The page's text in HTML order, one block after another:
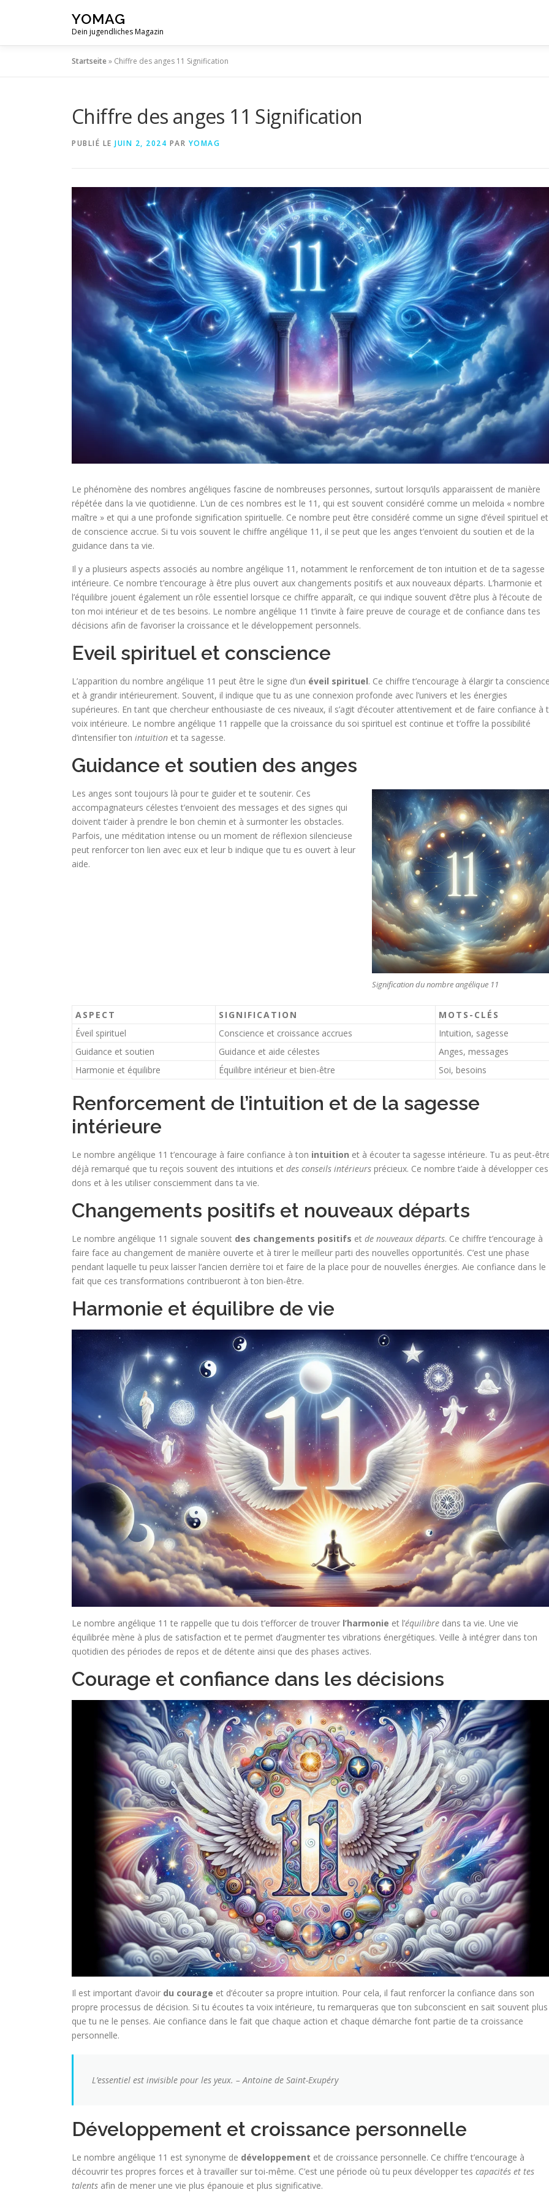
YOMAG
Dein jugendliches Magazin
Startseite» Chiffre des anges 11 Signification
Chiffre des anges 11 Signification
PUBLIÉ LE JUIN 2, 2024 PAR YOMAG
Le phénomène des nombres angéliques fascine de nombreuses personnes, surtout lorsqu’ils apparaissent de manière
répétée dans la vie quotidienne. L’un de ces nombres est le 11, qui est souvent considéré comme un meloida « nombre
maître » et qui a une profonde signification spirituelle. Ce nombre peut être considéré comme un signe d’éveil spirituel et
de conscience accrue. Si tu vois souvent le chiffre angélique 11, il se peut que les anges t’envoient du soutien et de la
guidance dans ta vie.
Il y a plusieurs aspects associés au nombre angélique 11, notamment le renforcement de ton intuition et de ta sagesse
intérieure. Ce nombre t’encourage à être plus ouvert aux changements positifs et aux nouveaux départs. L’harmonie et
l’équilibre jouent également un rôle essentiel lorsque ce chiffre apparaît, ce qui indique souvent d’être plus à l’écoute de
ton moi intérieur et de tes besoins. Le nombre angélique 11 t’invite à faire preuve de courage et de confiance dans tes
décisions afin de favoriser la croissance et le développement personnels.
Eveil spirituel et conscience
L’apparition du nombre angélique 11 peut être le signe d’un éveil spirituel. Ce chiffre t’encourage à élargir ta
et à grandir intérieurement. Souvent, il indique que tu as une connexion profonde avec l’univers et les énergies
supérieures. En tant que chercheur enthousiaste de ces niveaux, il s’agit d’écouter attentivement et de faire confiance à
voix intérieure. Le nombre angélique 11 rappelle que la croissance du soi spirituel est continue et t’offre la possibilité
d’intensifier ton intuition et ta sagesse.
Guidance et soutien des anges
Signification du nombre angélique 11
Les anges sont toujours là pour te guider et te soutenir. Ces
accompagnateurs célestes t’envoient des messages et des signes qui
doivent t’aider à prendre le bon chemin et à surmonter les obstacles.
Parfois, une méditation intense ou un moment de réflexion silencieuse
peut renforcer ton lien avec eux et leur b indique que tu es ouvert à leur
aide.
ASPECT SIGNIFICATION
MOTS-CLÉS
Éveil spirituel
Conscience et croissance accrues
Intuition, sagesse
Guidance et soutien
Guidance et aide célestes
Anges, messages
Harmonie et équilibre
Équilibre intérieur et bien-être Soi, besoins
Renforcement de l’intuition et de la sagesse
intérieure
Le nombre angélique 11 t’encourage à faire confiance à ton intuition et à écouter ta sagesse intérieure. Tu as peut-
déjà remarqué que tu reçois souvent des intuitions et des conseils intérieurs précieux. Ce nombre t’aide à développer ces
dons et à les utiliser consciemment dans ta vie.
Changements positifs et nouveaux départs
Le nombre angélique 11 signale souvent des changements positifs et de nouveaux départs. Ce chiffre t’encourage à
faire face au changement de manière ouverte et à tirer le meilleur parti des nouvelles opportunités. C’est une phase
pendant laquelle tu peux laisser l’ancien derrière toi et faire de la place pour de nouvelles énergies. Aie confiance dans le
fait que ces transformations contribueront à ton bien-être.
Harmonie et équilibre de vie
Le nombre angélique 11 te rappelle que tu dois t’efforcer de trouver l’harmonie et l’équilibre dans ta vie. Une vie
équilibrée mène à plus de satisfaction et te permet d’augmenter tes vibrations énergétiques. Veille à intégrer dans ton
quotidien des périodes de repos et de détente ainsi que des phases actives.
Courage et confiance dans les décisions
Il est important d’avoir du courage et d’écouter sa propre intuition. Pour cela, il faut renforcer la confiance dans son
propre processus de décision. Si tu écoutes ta voix intérieure, tu remarqueras que ton subconscient en sait souvent plus
que tu ne le penses. Aie confiance dans le fait que chaque action et chaque démarche font partie de ta croissance
personnelle.
L’essentiel est invisible pour les yeux. – Antoine de Saint-Exupéry
Développement et croissance personnelle
Le nombre angélique 11 est synonyme de développement et de croissance personnelle. Ce chiffre t’encourage à
découvrir tes propres forces et à travailler sur toi-même. C’est une période où tu peux développer tes capacités et tes
talents afin de mener une vie plus épanouie et plus significative.